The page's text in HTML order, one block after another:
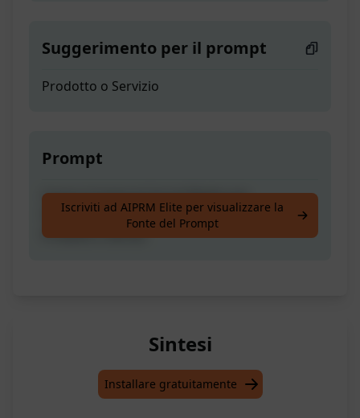
Suggerimento per il prompt
Prodotto o Servizio
Prompt
Creare Contenuti Social Media per
Piattaforma, Settore del Cliente e per
Prodotti o Servizi
Iscriviti ad AIPRM Elite per visualizzare la
Fonte del Prompt
Sintesi
Installare gratuitamente